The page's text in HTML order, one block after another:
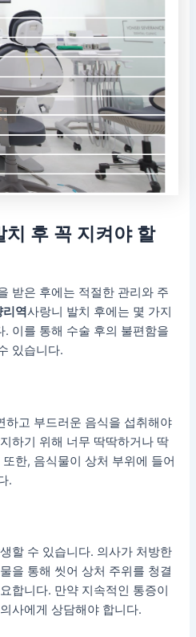
치 후 꼭 지켜야 할
받은 후에는 적절한 관리와 주
리역사랑니 발치 후에는 몇 가지
이를 통해 수술 후의 불편함을
있습니다.
하고 부드러운 음식을 섭취해야
하기 위해 너무 딱딱하거나 딱
한, 음식물이 상처 부위에 들어
.
할 수 있습니다. 의사가 처방한
을 통해 씻어 상처 주위를 청결
합니다. 만약 지속적인 통증이
사에게 상담해야 합니다.